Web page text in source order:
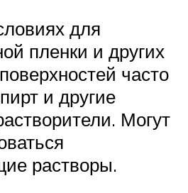
для
пленки и других
часто
и другие
Могут
растворы.